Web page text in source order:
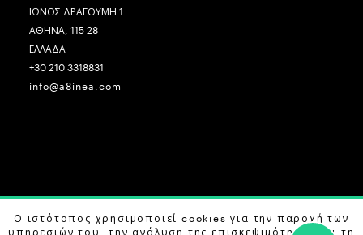
ΙΩΝΟΣ ΔΡΑΓΟΥΜΗ 1
ΑΘΗΝΑ, 115 28
ΕΛΛΑΔΑ
+30 210 3318831
info@a8inea.com
COPYRIGHT © 2026 αθηΝΕΑ, ALL RIGHTS RESERVED.
Ο ιστότοπος χρησιμοποιεί cookies για την παροχή των
υπηρεσιών του, την ανάλυση της επισκεψιμότητας και τη